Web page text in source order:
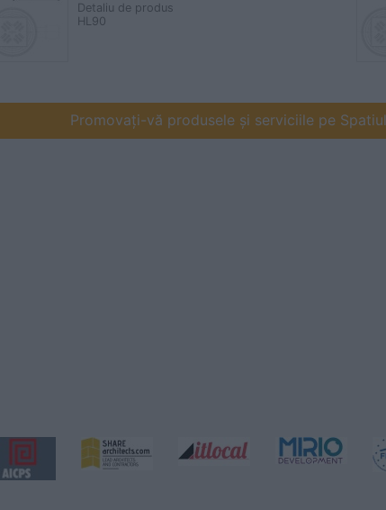
Detaliu de produs
HL90
Promovați-vă produsele și serviciile pe